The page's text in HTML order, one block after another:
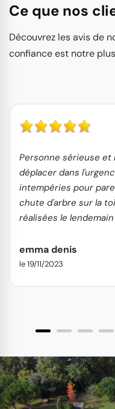
Ce que nos
Découvrez les avis de
confiance est notre
Personne sérieuse et
déplacer dans
intempéries pour
chute d'arbre sur la
réalisées le
emma denis
le 19/11/2023